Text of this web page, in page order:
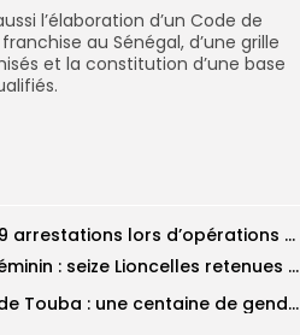
l’élaboration d’un Code de
au Sénégal, d’une grille
et la constitution d’une base
Grand Magal : 289 arrestations lors d’opérations préventives de sécurisation
‎Afro basket U18 féminin : seize Lioncelles retenues pour l’étape finale de...
Grand Magal de Touba : une centaine de gendarmes mobilisés sur les...